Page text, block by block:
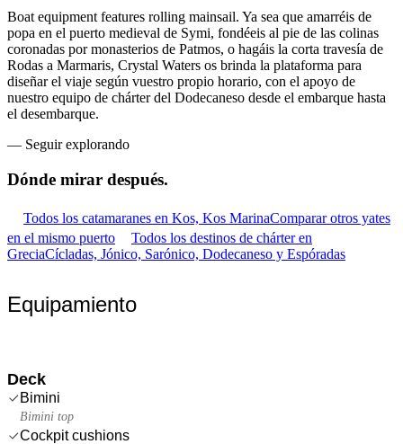
Boat equipment features rolling mainsail. Ya sea que amarréis de
popa en el puerto medieval de Symi, fondéeis al pie de las colinas
coronadas por monasterios de Patmos, o hagáis la corta travesía de
Rodas a Marmaris, Crystal Waters os brinda la plataforma para
diseñar el viaje según vuestro propio horario, con el apoyo de
nuestro equipo de chárter del Dodecaneso desde el embarque hasta
el desembarque.
— Seguir explorando
Dónde mirar después.
Todos los catamaranes en Kos, Kos MarinaComparar otros yates
en el mismo puerto
Todos los destinos de chárter en
GreciaCícladas, Jónico, Sarónico, Dodecaneso y Espóradas
Equipamiento
Deck
Bimini
Bimini top
Cockpit cushions